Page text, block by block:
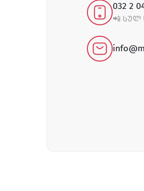
032 2
📲 სულ